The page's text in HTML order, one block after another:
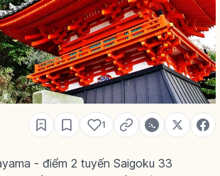
1
- điểm 2 tuyến Saigoku 33